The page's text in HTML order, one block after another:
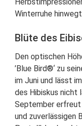
Winterruhe
Blüte des
Den optischen
’Blue Bird®‘ zu
im Juni und lässt
des Hibiskus nicht
September
und zuverlässigen